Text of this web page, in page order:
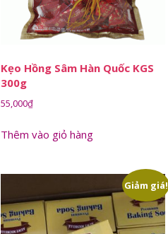
Kẹo Hồng Sâm Hàn Quốc KGS
300g
55,000₫
Thêm vào giỏ hàng
Giảm giá!